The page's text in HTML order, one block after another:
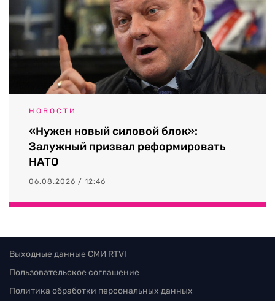
НОВОСТИ
«Нужен новый силовой блок»:
Залужный призвал реформировать
НАТО
06.08.2026 / 12:46
Выходные данные СМИ RTVI
Пользовательское соглашение
Политика обработки персональных данных